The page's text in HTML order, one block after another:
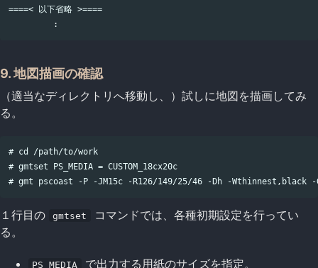
====< 以下省略 >====
9. 地図描画の確認
（適当なディレクトリへ移動し、）試しに地図を描画してみ
る。
# cd /path/to/work
# gmtset PS_MEDIA = CUSTOM_18cx20c
１行目の gmtset
コマンドでは、各種初期設定を行ってい
る。
PS_MEDIA
で出力する用紙のサイズを指定。